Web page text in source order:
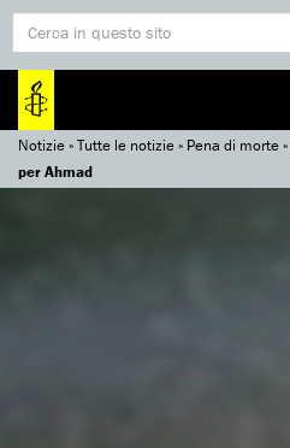
Notizie»Tutte le notizie» Pena di morte»
per Ahmad